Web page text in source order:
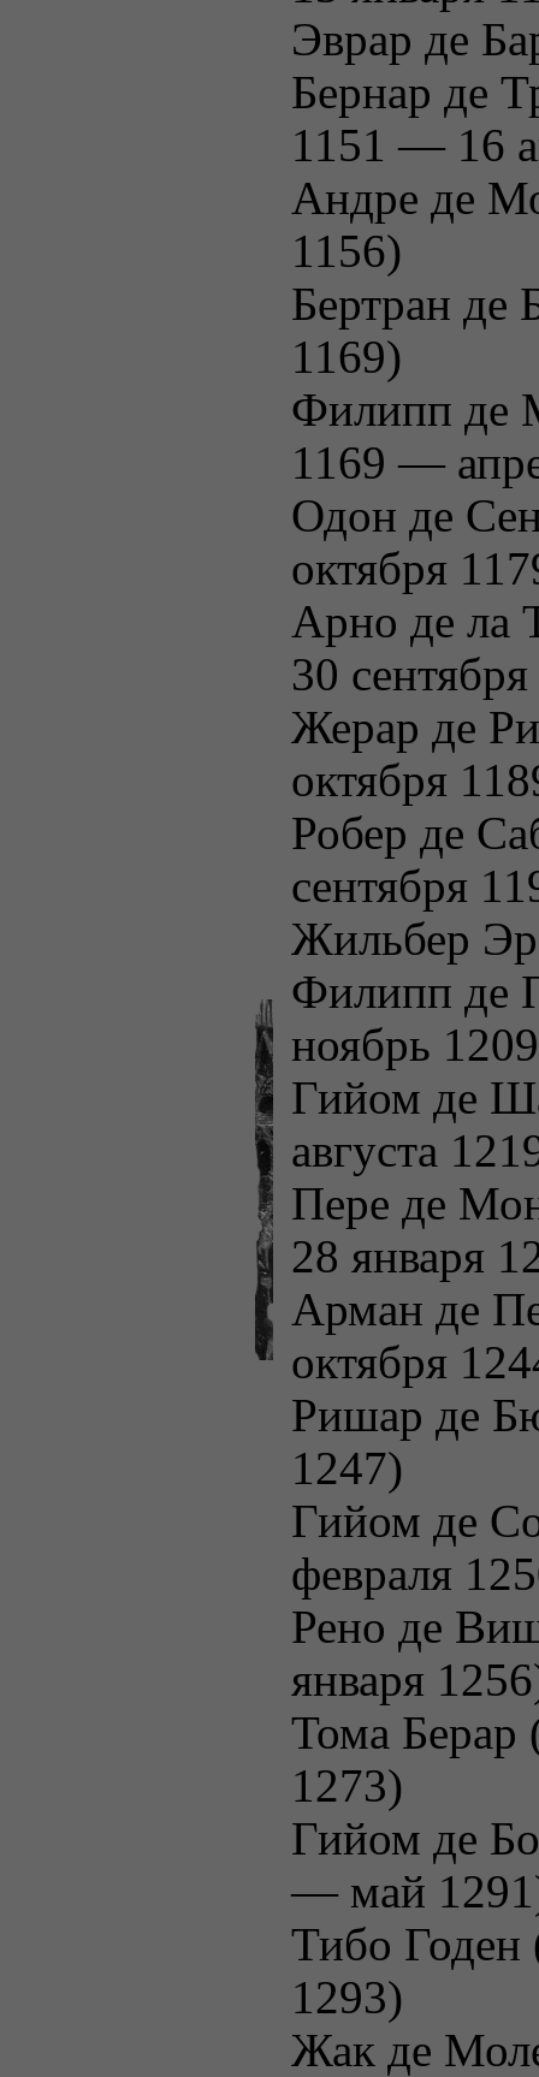
Эврар де
Бернар де
1151 — 16
Андре де
1156)
Бертран
1169)
Филипп де
1169 —
Одон де
октября
Арно де
30
Жерар де
октября
Робер де
сентября
Жильбер
Филипп де
ноябрь
Гийом де
августа
Пере де
28 января
Арман де
октября
Ришар де
1247)
Гийом де
февраля
Рено де
января
Тома
1273)
Гийом де
— май
Тибо Годен
1293)
Жак де